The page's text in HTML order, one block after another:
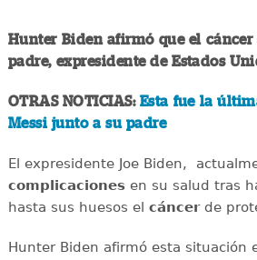
Hunter Biden afirmó que el cáncer
padre, expresidente de Estados
OTRAS NOTICIAS: Esta fue la
Messi junto a su padre
El expresidente Joe Biden,
complicacionesen su salud tras
hasta sus huesos el cáncerde
Hunter Biden afirmó esta situación